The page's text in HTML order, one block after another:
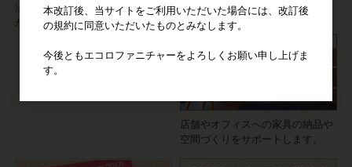
済システム「Bカート掛け払い」
が便利です。
信頼の3ヶ月サポート。
店舗やオフィスへの家具の納品や
空間づくりをサポートします。
本改訂後、当サイトをご利用いただいた場合には、改訂後
の規約に同意いただいたものとみなします。
今後ともエコロファニチャーをよろしくお願い申し上げま
す。